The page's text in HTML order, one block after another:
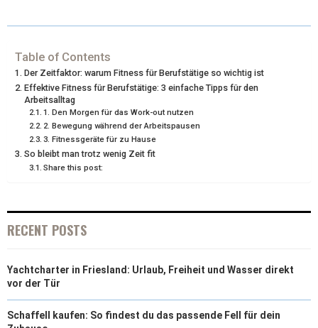
W
T
T
E
R
E
O
K
T
R
S
K
D
I
Table of Contents
Der Zeitfaktor: warum Fitness für Berufstätige so wichtig ist
Effektive Fitness für Berufstätige: 3 einfache Tipps für den
Arbeitsalltag
1. Den Morgen für das Work-out nutzen
2. Bewegung während der Arbeitspausen
3. Fitnessgeräte für zu Hause
So bleibt man trotz wenig Zeit fit
Share this post:
RECENT POSTS
Yachtcharter in Friesland: Urlaub, Freiheit und Wasser direkt
vor der Tür
Schaffell kaufen: So findest du das passende Fell für dein